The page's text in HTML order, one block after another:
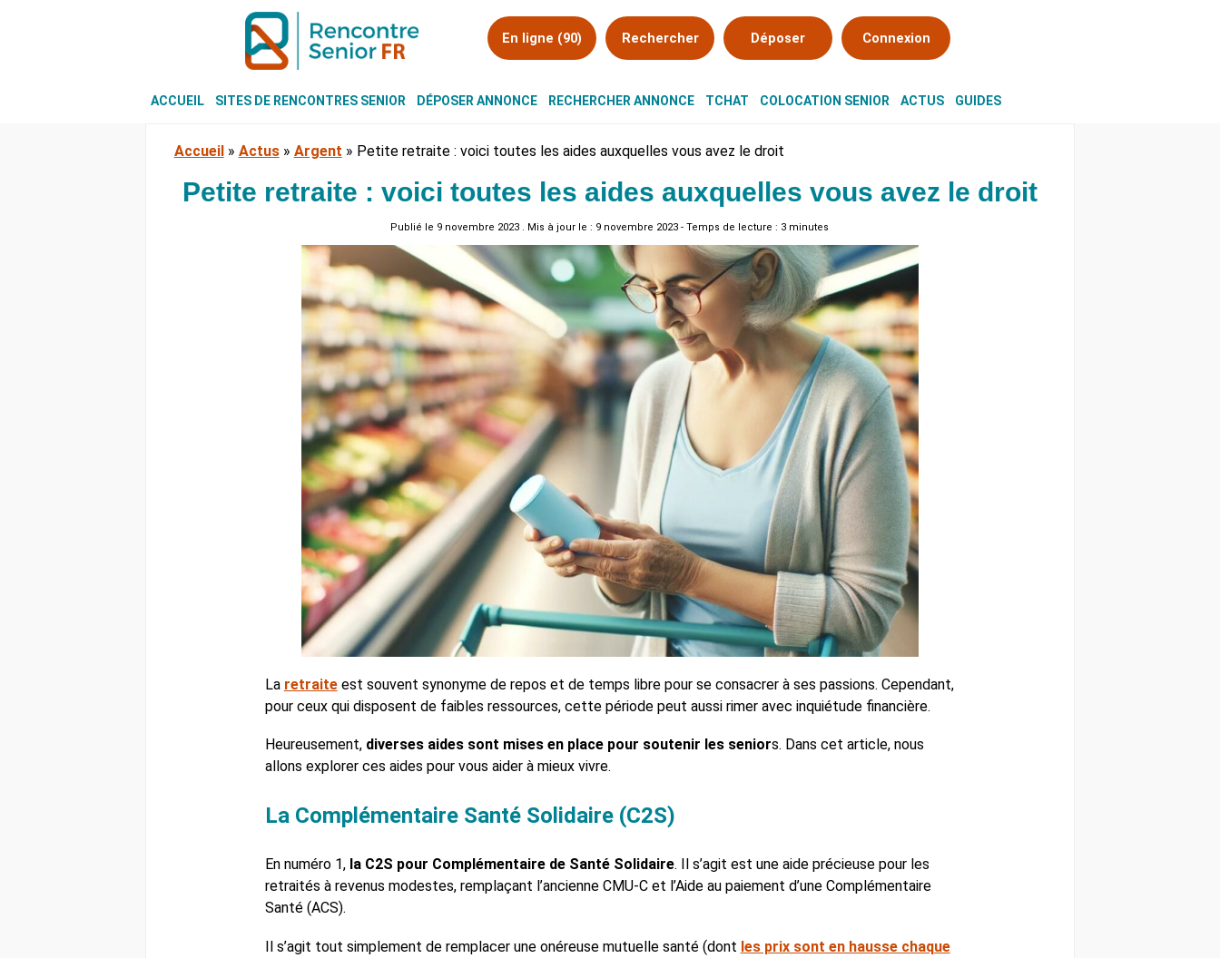
En ligne (90) Rechercher Déposer Connexion
ACCUEIL SITES DE RENCONTRES SENIOR DÉPOSER ANNONCE RECHERCHER ANNONCE TCHAT COLOCATION SENIOR ACTUS GUIDES
Accueil » Actus» Argent » Petite retraite : voici toutes les aides auxquelles vous avez le droit
Petite retraite : voici toutes les aides auxquelles vous avez le droit
Publié le 9 novembre 2023 . Mis à jour le : 9 novembre 2023 - Temps de lecture : 3 minutes
La retraiteest souvent synonyme de repos et de temps libre pour se consacrer à ses passions. Cependant,
pour ceux qui disposent de faibles ressources, cette période peut aussi rimer avec inquiétude financière.
Heureusement, diverses aides sont mises en place pour soutenir les seniors. Dans cet article, nous
allons explorer ces aides pour vous aider à mieux vivre.
La Complémentaire Santé Solidaire (C2S)
En numéro 1, la C2S pour Complémentaire de Santé Solidaire. Il s’agit est une aide précieuse pour les
retraités à revenus modestes, remplaçant l’ancienne CMU-C et l’Aide au paiement d’une Complémentaire
Santé (ACS).
Il s’agit tout simplement de remplacer une onéreuse mutuelle santé (dont les prix sont en hausse chaque